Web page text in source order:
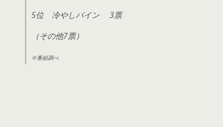
5位 冷やしパイン 3票
（その他7票）
※番組調べ